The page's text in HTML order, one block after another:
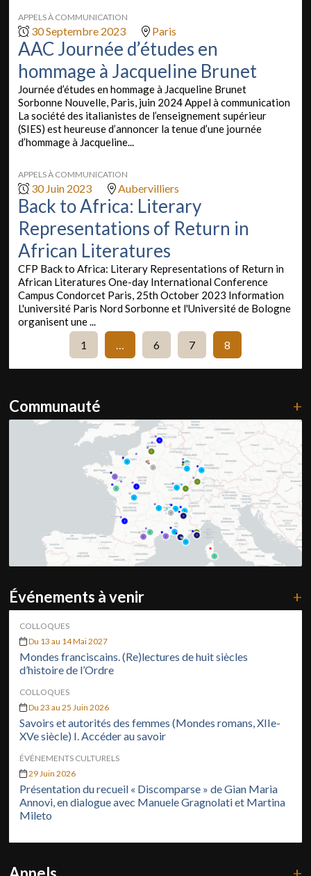
APPELS À COMMUNICATION
30 Septembre 2023 Paris
AAC Journée d’études en
hommage à Jacqueline Brunet
Journée d’études en hommage à Jacqueline Brunet
Sorbonne Nouvelle, Paris, juin 2024 Appel à communication
La société des italianistes de l’enseignement supérieur
(SIES) est heureuse d’annoncer la tenue d’une journée
d’hommage à Jacqueline...
APPELS À COMMUNICATION
30 Juin 2023 Aubervilliers
Back to Africa: Literary
Representations of Return in
African Literatures
CFP Back to Africa: Literary Representations of Return in
African Literatures One-day International Conference
Campus Condorcet Paris, 25th October 2023 Information
L'université Paris Nord Sorbonne et l'Université de Bologne
organisent une ...
1 … 6 7 8
Communauté +
Événements à venir +
COLLOQUES
Du 13 au 14 Mai 2027
Mondes franciscains. (Re)lectures de huit siècles
d’histoire de l’Ordre
COLLOQUES
Du 23 au 25 Juin 2026
Savoirs et autorités des femmes (Mondes romans, XIIe-
XVe siècle) I. Accéder au savoir
ÉVÉNEMENTS CULTURELS
29 Juin 2026
Présentation du recueil « Discomparse » de Gian Maria
Annovi, en dialogue avec Manuele Gragnolati et Martina
Mileto